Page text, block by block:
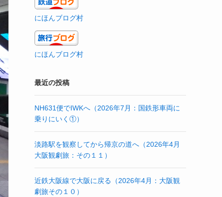
にほんブログ村
にほんブログ村
最近の投稿
NH631便でIWKへ（2026年7月：国鉄形車両に
乗りにいく①）
淡路駅を観察してから帰京の道へ（2026年4月
大阪観劇旅：その１１）
近鉄大阪線で大阪に戻る（2026年4月：大阪観
劇旅その１０）